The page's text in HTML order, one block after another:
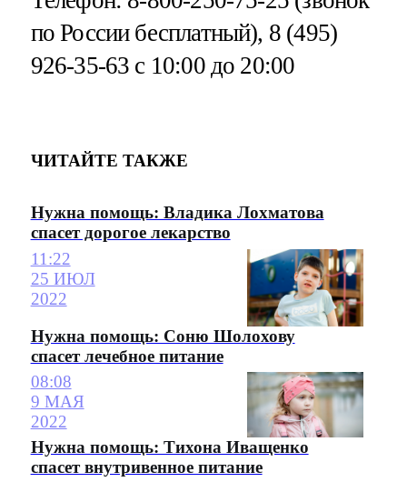
по России бесплатный), 8 (495)
926-35-63 с 10:00 до 20:00
ЧИТАЙТЕ ТАКЖЕ
Нужна помощь: Владика Лохматова
спасет дорогое лекарство
11:22
25 ИЮЛ
2022
Нужна помощь: Соню Шолохову
спасет лечебное питание
08:08
9 МАЯ
2022
Нужна помощь: Тихона Иващенко
спасет внутривенное питание